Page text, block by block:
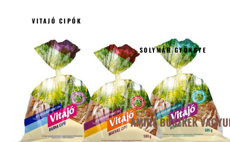
VITAJÓ CIPÓK
SOLYMÁR GYÖNGYE
AMIRE BÜSZKÉK